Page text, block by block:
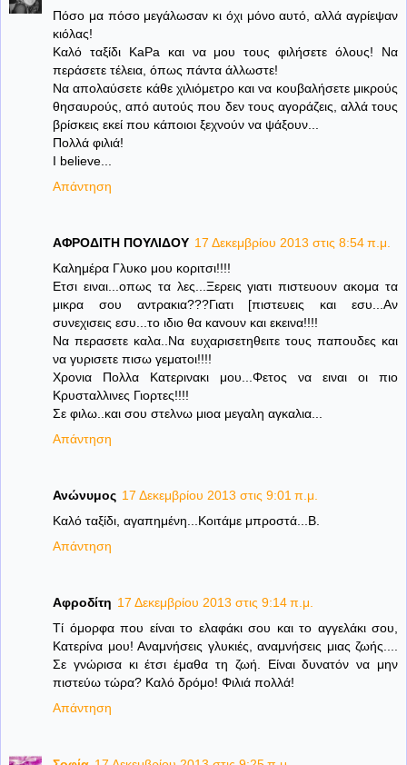
Πόσο μα πόσο μεγάλωσαν κι όχι μόνο αυτό, αλλά αγρίεψαν
κιόλας!
Καλό ταξίδι KaPa και να μου τους φιλήσετε όλους! Να
περάσετε τέλεια, όπως πάντα άλλωστε!
Να απολαύσετε κάθε χιλιόμετρο και να κουβαλήσετε μικρούς
θησαυρούς, από αυτούς που δεν τους αγοράζεις, αλλά τους
βρίσκεις εκεί που κάποιοι ξεχνούν να ψάξουν...
Πολλά φιλιά!
I believe...
Απάντηση
ΑΦΡΟΔΙΤΗ ΠΟΥΛΙΔΟΥ 17 Δεκεμβρίου 2013 στις 8:54 π.μ.
Καλημέρα Γλυκο μου κοριτσι!!!!
Ετσι ειναι...οπως τα λες...Ξερεις γιατι πιστευουν ακομα τα
μικρα σου αντρακια???Γιατι [πιστευεις και εσυ...Αν
συνεχισεις εσυ...το ιδιο θα κανουν και εκεινα!!!!
Να περασετε καλα..Να ευχαρισετηθειτε τους παπουδες και
να γυρισετε πισω γεματοι!!!!
Χρονια Πολλα Κατερινακι μου...Φετος να ειναι οι πιο
Κρυσταλλινες Γιορτες!!!!
Σε φιλω..και σου στελνω μιοα μεγαλη αγκαλια...
Απάντηση
Ανώνυμος 17 Δεκεμβρίου 2013 στις 9:01 π.μ.
Καλό ταξίδι, αγαπημένη...Κοιτάμε μπροστά...Β.
Απάντηση
Αφροδίτη 17 Δεκεμβρίου 2013 στις 9:14 π.μ.
Τί όμορφα που είναι το ελαφάκι σου και το αγγελάκι σου,
Κατερίνα μου! Αναμνήσεις γλυκιές, αναμνήσεις μιας ζωής....
Σε γνώρισα κι έτσι έμαθα τη ζωή. Είναι δυνατόν να μην
πιστεύω τώρα? Καλό δρόμο! Φιλιά πολλά!
Απάντηση